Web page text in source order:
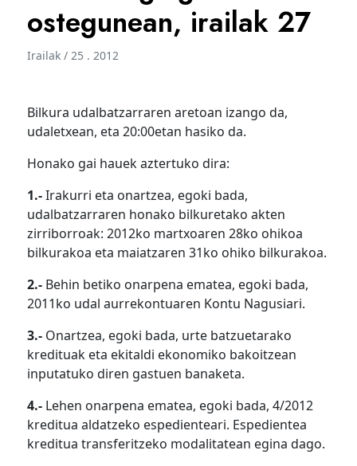
ostegunean, irailak 27
Irailak / 25 . 2012
Bilkura udalbatzarraren aretoan izango da,
udaletxean, eta 20:00etan hasiko da.
Honako gai hauek aztertuko dira:
1.-Irakurri eta onartzea, egoki bada,
udalbatzarraren honako bilkuretako akten
zirriborroak: 2012ko martxoaren 28ko ohikoa
bilkurakoa eta maiatzaren 31ko ohiko bilkurakoa.
2.- Behin betiko onarpena ematea, egoki bada,
2011ko udal aurrekontuaren Kontu Nagusiari.
3.- Onartzea, egoki bada, urte batzuetarako
kredituak eta ekitaldi ekonomiko bakoitzean
inputatuko diren gastuen banaketa.
4.- Lehen onarpena ematea, egoki bada, 4/2012
kreditua aldatzeko espedienteari. Espedientea
kreditua transferitzeko modalitatean egina dago.